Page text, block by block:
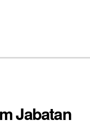
Jabatan